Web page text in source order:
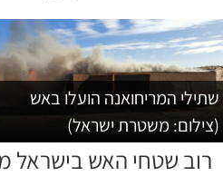
שתילי המריחואנה הועלו באש
(צילום: משטרת ישראל)
רוב שטחי האש בישראל